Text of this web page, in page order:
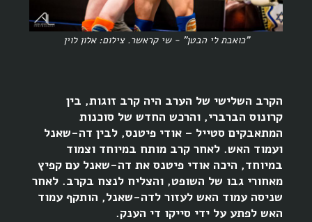
"כואבת לי הבטן" - שי קראשר. צילום: אלון לוין
הקרב השלישי של הערב היה קרב זוגות, בין
קרונוס הברברי, והרכש החדש של סוכנות
המתאבקים סטייל – אודי פיטנס, לבין דה-שאנל
ועמוד האש. לאחר קרב מותח במיוחד וצמוד
במיוחד, היכה אודי פיטנס את דה-שאנל עם קפיץ
מאחורי גבו של השופט, והצליח לנצח בקרב. לאחר
שניסה עמוד האש לעזור לדה-שאנל, הותקף עמוד
האש לפתע על ידי סייקו די הענק.